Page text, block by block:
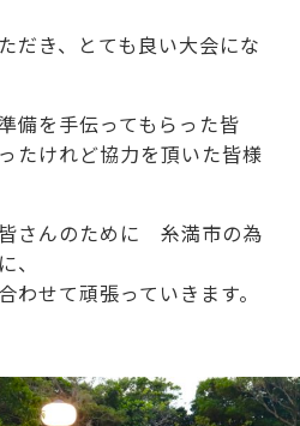
だき、とても良い大会にな
備を手伝ってもらった皆
たけれど協力を頂いた皆様
さんのために 糸満市の為
、
せて頑張っていきます。